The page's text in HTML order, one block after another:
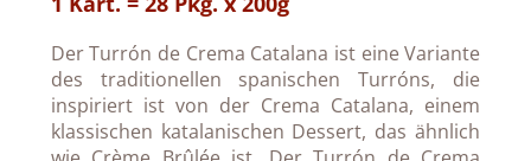
Der Turrón de Crema Catalana ist eine Variante
des traditionellen spanischen Turróns, die
inspiriert ist von der Crema Catalana, einem
klassischen katalanischen Dessert, das ähnlich